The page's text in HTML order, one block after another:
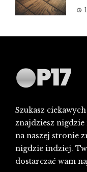
Szukasz
znajdziesz nigdzie
na naszej stronie
nigdzie indziej.
dostarczać wam